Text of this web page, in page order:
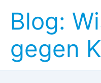
Inhalt
springen
Blog:
gegen